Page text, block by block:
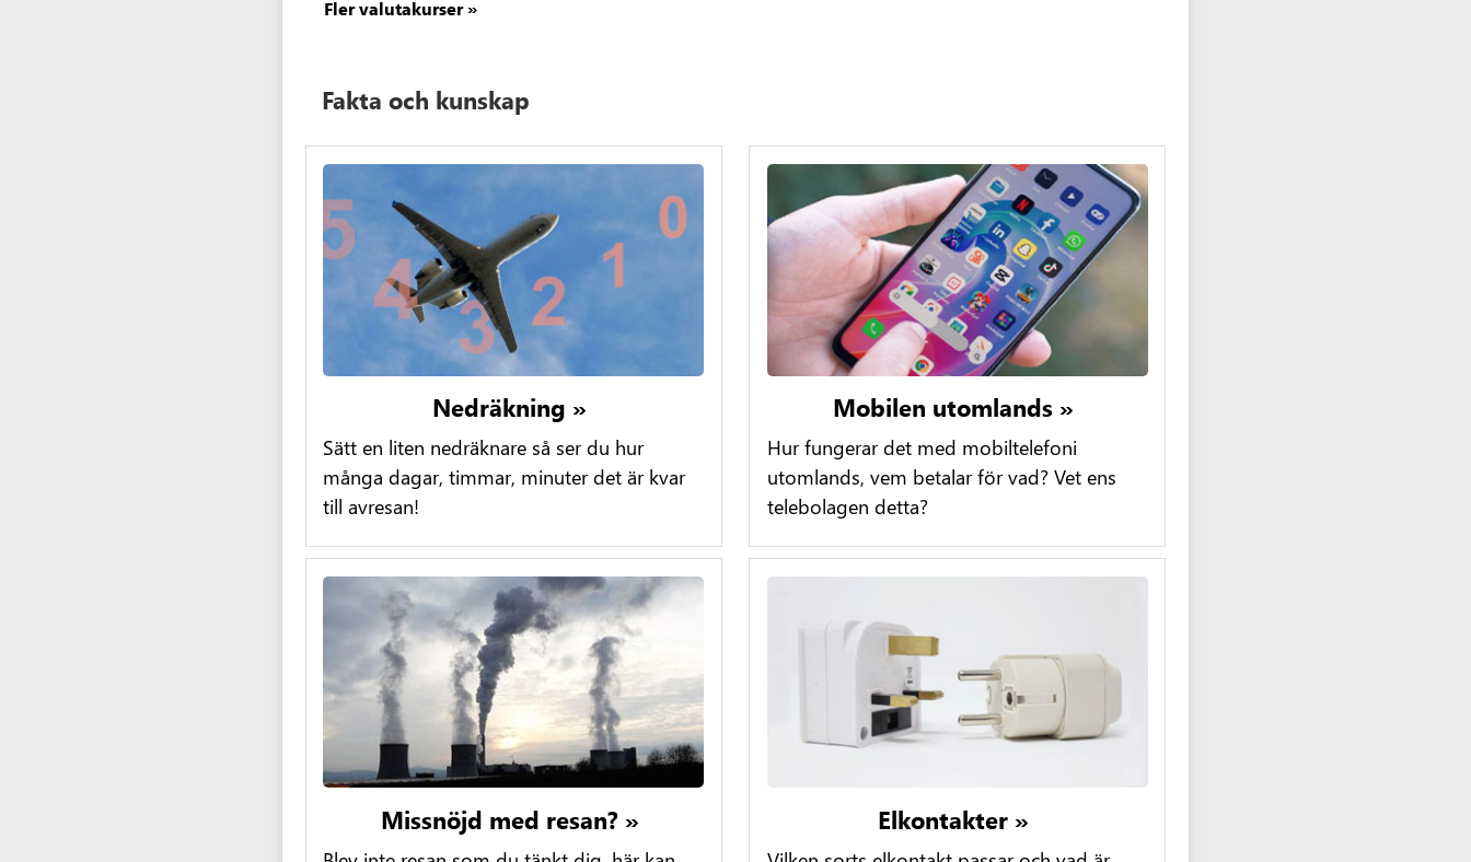
Fler valutakurser »
Fakta och kunskap
Nedräkning »
Sätt en liten nedräknare så ser du hur
många dagar, timmar, minuter det är kvar
till avresan!
Mobilen utomlands »
Hur fungerar det med mobiltelefoni
utomlands, vem betalar för vad? Vet ens
telebolagen detta?
Missnöjd med resan? » Elkontakter »